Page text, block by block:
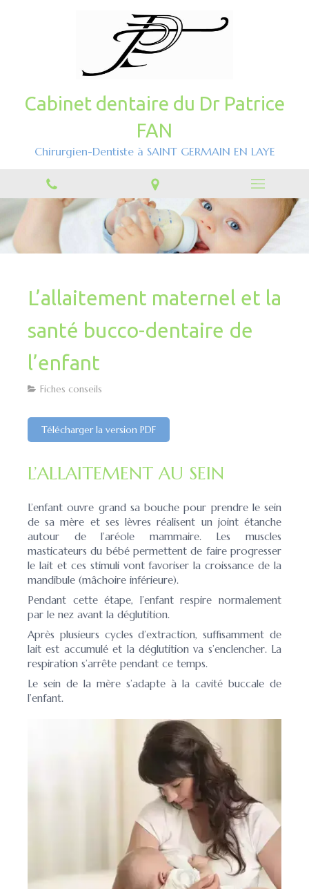
Cabinet dentaire du Dr Patrice
FAN
Chirurgien-Dentiste à SAINT GERMAIN EN LAYE
L’allaitement maternel et la
santé bucco-dentaire de
l’enfant
Fiches conseils
Télécharger la version PDF
L’ALLAITEMENT AU SEIN
L’enfant ouvre grand sa bouche pour prendre le sein
de sa mère et ses lèvres réalisent un joint étanche
autour de l’aréole mammaire. Les muscles
masticateurs du bébé permettent de faire progresser
le lait et ces stimuli vont favoriser la croissance de la
mandibule (mâchoire inférieure).
Pendant cette étape, l’enfant respire normalement
par le nez avant la déglutition.
Après plusieurs cycles d’extraction, suffisamment de
lait est accumulé et la déglutition va s’enclencher. La
respiration s’arrête pendant ce temps.
Le sein de la mère s’adapte à la cavité buccale de
l’enfant.